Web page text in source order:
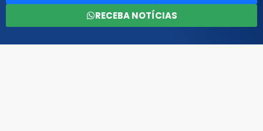
RECEBA NOTÍCIAS